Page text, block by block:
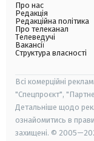
Про нас
Редакція
Редакційна політика
Про телеканал
Телеведучі
Вакансії
Структура власності
Всі комерційні
"Спецпроєкт",
Детальніше щодо
ознайомитись в
захищені. ©